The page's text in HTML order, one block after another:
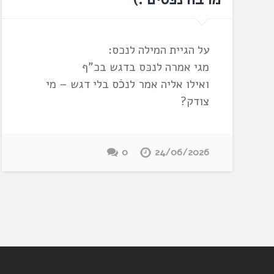
על הגיית המילה לנכס:
מגי אמרה לנכּס בדגש בכ"ף
ואילו אליה אמר לנכֿס בלי דגש – מי
צודק?
24/06/2026
0